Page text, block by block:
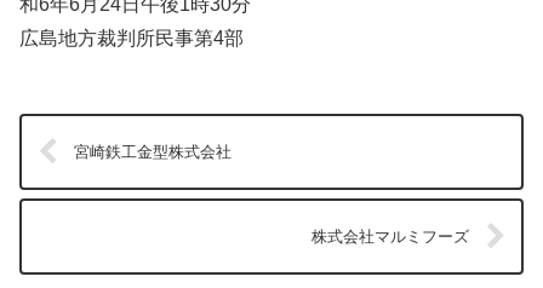
和6年6月24日午後1時30分
広島地方裁判所民事第4部
宮崎鉄工金型株式会社
株式会社マルミフーズ